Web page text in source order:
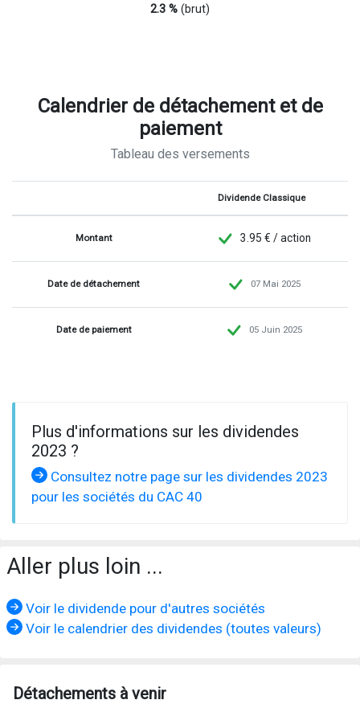
2.3 % (brut)
Calendrier de détachement et de
paiement
Tableau des versements
Dividende Classique
Montant 3.95 € / action
Date de détachement 07 Mai 2025
Date de paiement 05 Juin 2025
Plus d'informations sur les dividendes
2023 ?
Consultez notre page sur les dividendes 2023
pour les sociétés du CAC 40
Aller plus loin ...
Voir le dividende pour d'autres sociétés
Voir le calendrier des dividendes (toutes valeurs)
Détachements à venir